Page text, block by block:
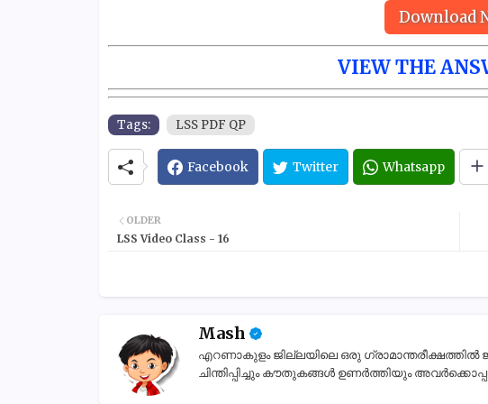
Download
VIEW THE
Tags: LSS PDF QP
Facebook Twitter Whatsapp
OLDER
LSS Video Class - 16
Mash
എറണാകുളം ജില്ലയിലെ ഒരു ഗ്രാമാന്തരീക്ഷത്തിൽ
ചിന്തിപ്പിച്ചും കൗതുകങ്ങൾ ഉണർത്തിയും